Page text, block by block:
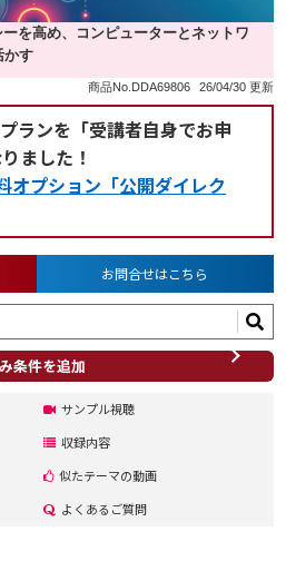
を高め、コンピューターとネットワ
かす
商品No.DDA69806 26/04/30 更新
ランを「受講者自身でお申
ました！
プション「公開ダイレク
条件を追加
お問合せはこちら
サンプル視聴
収録内容
似たテーマの動画
よくあるご質問